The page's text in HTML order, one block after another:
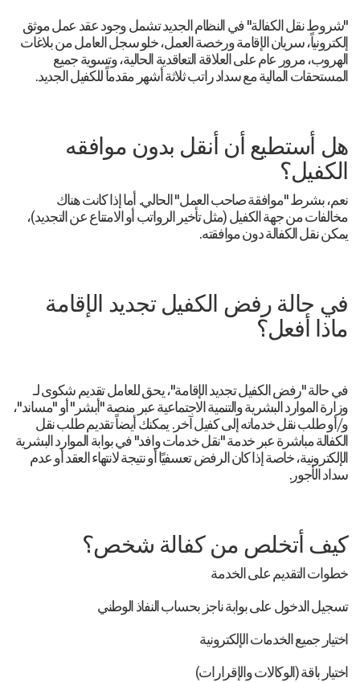
"شروط نقل الكفالة" في النظام الجديد تشمل وجود عقد عمل موثق
إلكترونياً، سريان الإقامة ورخصة العمل، خلو سجل العامل من بلاغات
الهروب، مرور عام على العلاقة التعاقدية الحالية، وتسوية جميع
المستحقات المالية مع سداد راتب ثلاثة أشهر مقدماً للكفيل الجديد.
هل أستطيع أن أنقل بدون موافقه
الكفيل؟
نعم، بشرط "موافقة صاحب العمل" الحالي. أما إذا كانت هناك
مخالفات من جهة الكفيل (مثل تأخير الرواتب أو الامتناع عن التجديد)،
يمكن نقل الكفالة دون موافقته.
في حالة رفض الكفيل تجديد الإقامة
ماذا أفعل؟
في حالة "رفض الكفيل تجديد الإقامة"، يحق للعامل تقديم شكوى لـ
وزارة الموارد البشرية والتنمية الاجتماعية عبر منصة "أبشر" أو "مساند"،
و/أو طلب نقل خدماته إلى كفيل آخر. يمكنك أيضاً تقديم طلب نقل
الكفالة مباشرة عبر خدمة "نقل خدمات وافد" في بوابة الموارد البشرية
الإلكترونية، خاصة إذا كان الرفض تعسفيًا أو نتيجة لانتهاء العقد أو عدم
سداد الأجور.
كيف أتخلص من كفالة شخص؟
خطوات التقديم على الخدمة
تسجيل الدخول على بوابة ناجز بحساب النفاذ الوطني
اختيار جميع الخدمات الإلكترونية
اختيار باقة (الوكالات والإقرارات)